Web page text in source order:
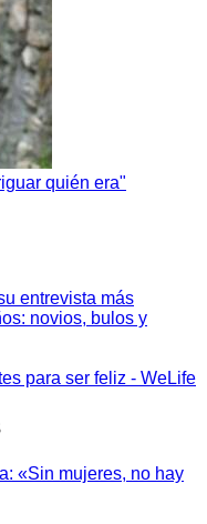
quién era"
entrevista más
novios, bulos y
para ser feliz - WeLife